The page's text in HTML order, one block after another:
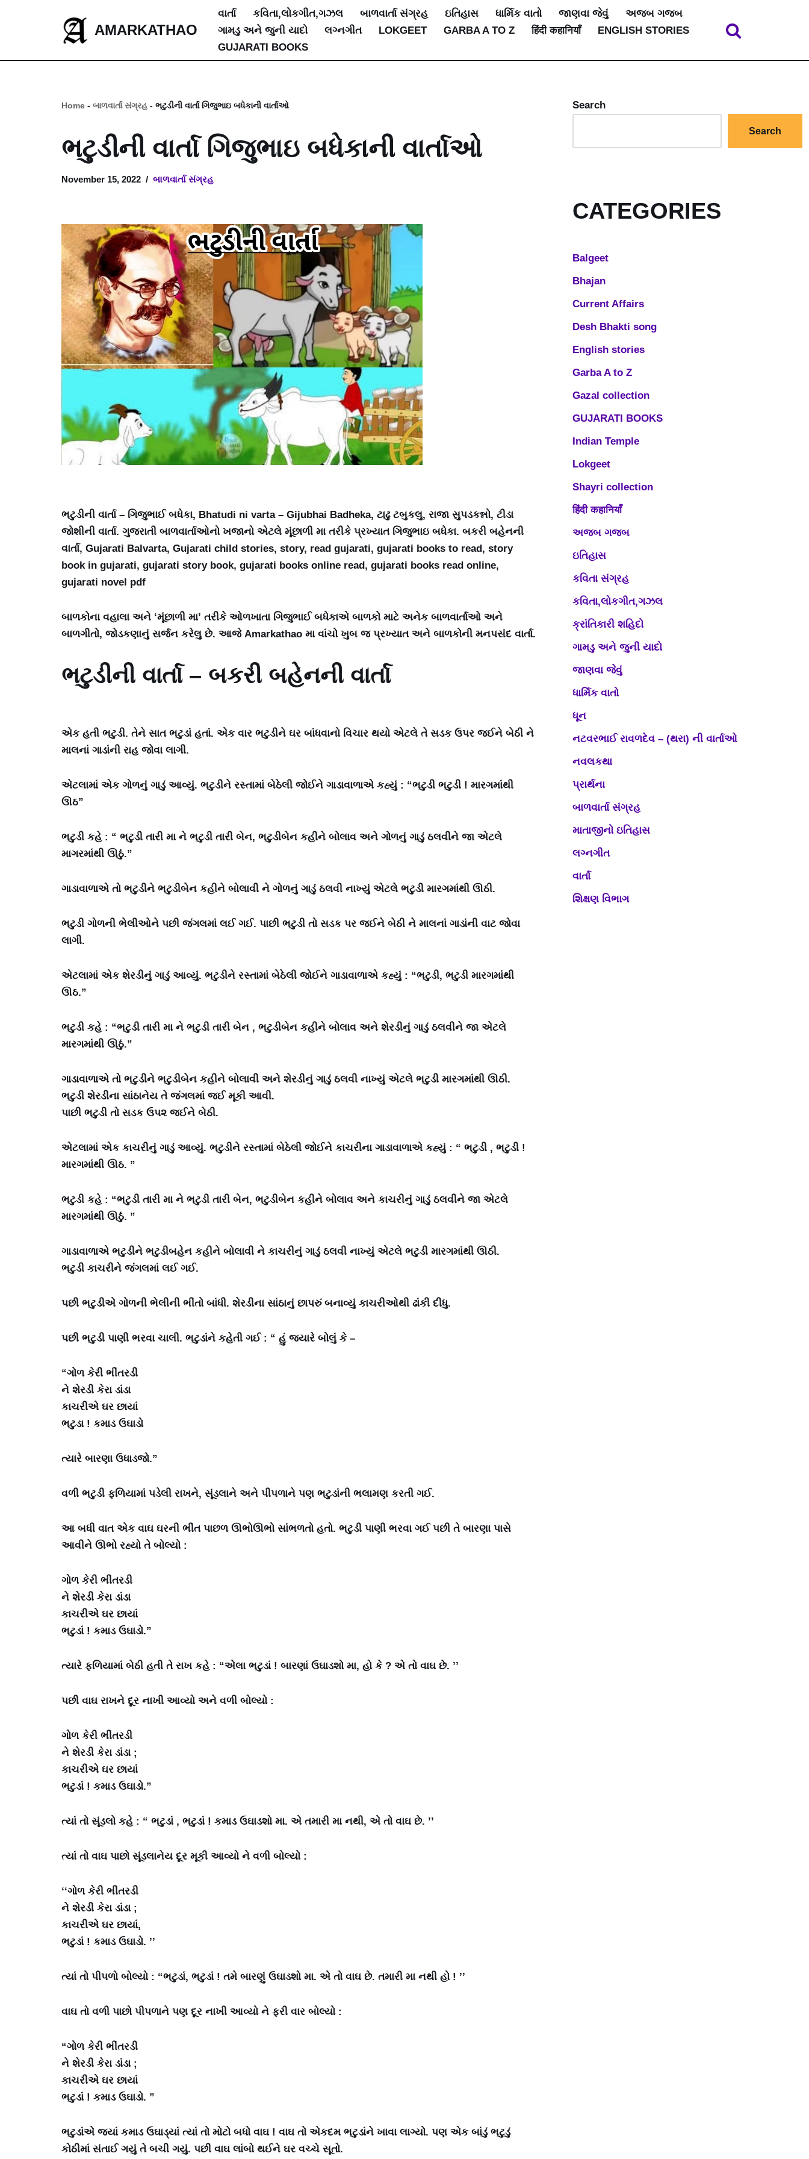
AMARKATHAO
વાર્તા કવિતા,લોકગીત,ગઝલ બાળવાર્તા સંગ્રહ ઇતિહાસ ધાર્મિક વાતો જાણવા જેવું
અજબ ગજબ
ગામડુ અને જુની યાદો
લગ્નગીત LOKGEET GARBA A TO Z हिंदी कहानियाँ
ENGLISH STORIES
GUJARATI BOOKS
Home - બાળવાર્તા સંગ્રહ - ભટુડીની વાર્તા ગિજુભાઇ બધેકાની વાર્તાઓ
ભટુડીની વાર્તા ગિજુભાઇ બધેકાની વાર્તાઓ
November 15, 2022 બાળવાર્તા સંગ્રહ
ભટુડીની વાર્તા – ગિજુભાઈ બધેકા, Bhatudi ni varta – Gijubhai Badheka, ટાઢુ ટબુકલુ, રાજા સુપડકન્નો, ટીડા
જોશીની વાર્તા. ગુજરાતી બાળવાર્તાઓનો ખજાનો એટલે મૂંછાળી મા તરીકે પ્રખ્યાત ગિજુભાઇ બધેકા. બકરી બહેનની
વાર્તા, Gujarati Balvarta, Gujarati child stories, story, read gujarati, gujarati books to read, story
book in gujarati, gujarati story book, gujarati books online read, gujarati books read online,
gujarati novel pdf
બાળકોના વહાલા અને ‘મૂંછાળી મા’ તરીકે ઓળખાતા ગિજુભાઈ બધેકાએ બાળકો માટે અનેક બાળવાર્તાઓ અને
બાળગીતો, જોડકણાનું સર્જન કરેલુ છે. આજે Amarkathao મા વાંચો ખુબ જ પ્રખ્યાત અને બાળકોની મનપસંદ વાર્તા.
ભટુડીની વાર્તા – બકરી બહેનની વાર્તા
એક હતી ભટુડી. તેને સાત ભટુડાં હતાં. એક વાર ભટુડીને ઘર બાંધવાનો વિચાર થયો એટલે તે સડક ઉપર જઈને બેઠી ને
માલનાં ગાડાંની રાહ જોવા લાગી.
એટલામાં એક ગોળનું ગાડું આવ્યું. ભટુડીને રસ્તામાં બેઠેલી જોઈને ગાડાવાળાએ કહ્યું : “ભટુડી ભટુડી ! મારગમાંથી
ઊઠ”
ભટુડી કહે : “ ભટુડી તારી મા ને ભટુડી તારી બેન, ભટુડીબેન કહીને બોલાવ અને ગોળનું ગાડું ઠલવીને જા એટલે
માગરમાંથી ઊઠું.”
ગાડાવાળાએ તો ભટુડીને ભટુડીબેન કહીને બોલાવી ને ગોળનું ગાડું ઠલવી નાખ્યું એટલે ભટુડી મારગમાંથી ઊઠી.
ભટુડી ગોળની ભેલીઓને પછી જંગલમાં લઈ ગઈ. પાછી ભટુડી તો સડક પર જઈને બેઠી ને માલનાં ગાડાંની વાટ જોવા
લાગી.
એટલામાં એક શેરડીનું ગાડું આવ્યું. ભટુડીને રસ્તામાં બેઠેલી જોઈને ગાડાવાળાએ કહ્યું : “ભટુડી, ભટુડી મારગમાંથી
ઊઠ.”
ભટુડી કહે : “ભટુડી તારી મા ને ભટુડી તારી બેન , ભટુડીબેન કહીને બોલાવ અને શેરડીનું ગાડું ઠલવીને જા એટલે
મારગમાંથી ઊઠું.”
ગાડાવાળાએ તો ભટુડીને ભટુડીબેન કહીને બોલાવી અને શેરડીનું ગાડું ઠલવી નાખ્યું એટલે ભટુડી મારગમાંથી ઊઠી.
ભટુડી શેરડીના સાંઠાનેય તે જંગલમાં જઈ મૂકી આવી.
પાછી ભટુડી તો સડક ઉપ૨ જઈને બેઠી.
એટલામાં એક કાચરીનું ગાડું આવ્યું. ભટુડીને રસ્તામાં બેઠેલી જોઈને કાચરીના ગાડાવાળાએ કહ્યું : “ ભટુડી , ભટુડી !
મારગમાંથી ઊઠ. ”
ભટુડી કહે : “ભટુડી તારી મા ને ભટુડી તારી બેન, ભટુડીબેન કહીને બોલાવ અને કાચરીનું ગાડું ઠલવીને જા એટલે
મારગમાંથી ઊઠું. ”
ગાડાવાળાએ ભટુડીને ભટુડીબહેન કહીને બોલાવી ને કાચરીનું ગાડું ઠલવી નાખ્યું એટલે ભટુડી મારગમાંથી ઊઠી.
ભટુડી કાચરીને જંગલમાં લઈ ગઈ.
પછી ભટુડીએ ગોળની ભેલીની ભીંતો બાંધી. શેરડીના સાંઠાનું છાપરું બનાવ્યું કાચરીઓથી ઢાંકી દીધુ.
પછી ભટુડી પાણી ભરવા ચાલી. ભટુડાંને કહેતી ગઈ : “ હું જ્યારે બોલું કે –
“ગોળ કેરી ભીંતરડી
ને શેરડી કેરા ડાંડા
કાચરીએ ઘર છાયાં
ભટુડા ! કમાડ ઉઘાડો
ત્યારે બારણા ઉધાડજો.”
વળી ભટુડી ફળિયામાં પડેલી રાખને, સૂંડલાને અને પીપળાને પણ ભટુડાંની ભલામણ કરતી ગઈ.
આ બધી વાત એક વાઘ ઘરની ભીંત પાછળ ઊભોઊભો સાંભળતો હતો. ભટુડી પાણી ભરવા ગઈ પછી તે બારણા પાસે
આવીને ઊભો રહ્યો તે બોલ્યો :
ગોળ કેરી ભીંતરડી
ને શેરડી કેરા ડાંડા
કાચરીએ ઘર છાયાં
ભટુડાં ! કમાડ ઉઘાડો.”
ત્યારે ફળિયામાં બેઠી હતી તે રાખ કહે : “એલા ભટુડાં ! બારણાં ઉઘાડશો મા, હો કે ? એ તો વાઘ છે. ’’
પછી વાઘ રાખને દૂર નાખી આવ્યો અને વળી બોલ્યો :
ગોળ કેરી ભીંતરડી
ને શેરડી કેરા ડાંડા ;
કાચરીએ ઘર છાયાં
ભટુડાં ! કમાડ ઉઘાડો.”
ત્યાં તો સૂંડલો કહે : “ ભટુડાં , ભટુડાં ! કમાડ ઉઘાડશો મા. એ તમારી મા નથી, એ તો વાઘ છે. ’’
ત્યાં તો વાઘ પાછો સૂંડલાનેય દૂર મૂકી આવ્યો ને વળી બોલ્યો :
‘‘ગોળ કેરી ભીંતરડી
ને શેરડી કેરા ડાંડા ;
કાચરીએ ઘર છાયાં,
ભટુડાં ! કમાડ ઉઘાડો. ’’
ત્યાં તો પીપળો બોલ્યો : “ભટુડાં, ભટુડાં ! તમે બારણું ઉઘાડશો મા. એ તો વાઘ છે. તમારી મા નથી હો ! ’’
વાઘ તો વળી પાછો પીપળાને પણ દૂર નાખી આવ્યો ને ફરી વાર બોલ્યો :
“ગોળ કેરી ભીંતરડી
ને શેરડી કેરા ડાંડા ;
કાચરીએ ઘર છાયાં
ભટુડાં ! કમાડ ઉઘાડો. ”
ભટુડાંએ જ્યાં કમાડ ઉઘાડ્યાં ત્યાં તો મોટો બધો વાઘ ! વાઘ તો એકદમ ભટુડાંને ખાવા લાગ્યો. પણ એક બાંડું ભટુડું
કોઠીમાં સંતાઈ ગયું તે બચી ગયું. પછી વાઘ લાંબો થઈને ઘર વચ્ચે સૂતો.
Search
Search
CATEGORIES
Balgeet
Bhajan
Current Affairs
Desh Bhakti song
English stories
Garba A to Z
Gazal collection
GUJARATI BOOKS
Indian Temple
Lokgeet
Shayri collection
हिंदी कहानियाँ
અજબ ગજબ
ઇતિહાસ
કવિતા સંગ્રહ
કવિતા,લોકગીત,ગઝલ
ક્રાંતિકારી શહિદો
ગામડુ અને જુની યાદો
જાણવા જેવું
ધાર્મિક વાતો
ધૂન
નટવરભાઈ રાવળદેવ – (થરા) ની વાર્તાઓ
નવલકથા
પ્રાર્થના
બાળવાર્તા સંગ્રહ
માતાજીનો ઇતિહાસ
લગ્નગીત
વાર્તા
શિક્ષણ વિભાગ